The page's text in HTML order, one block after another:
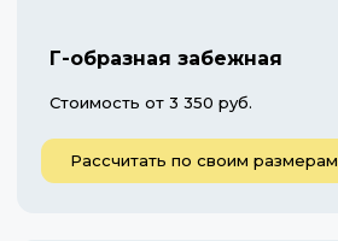
Г-образная забежная
Стоимость от 3 350 руб.
Рассчитать по своим размерам